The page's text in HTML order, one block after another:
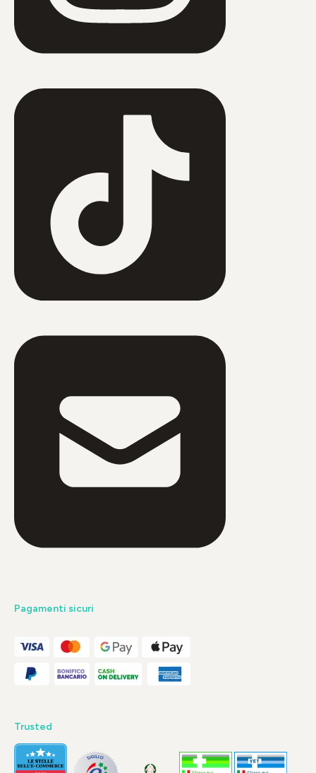
Pagamenti sicuri
Trusted